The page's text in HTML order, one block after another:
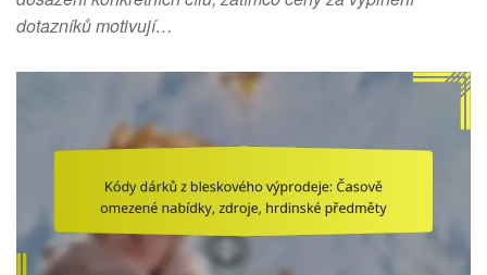
dotazníků motivují…